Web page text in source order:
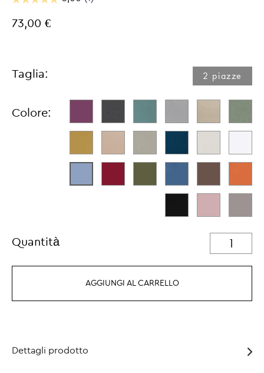
73,00 €
Taglia: 2 piazze
Colore:
Quantità
AGGIUNGI AL CARRELLO
Dettagli prodotto